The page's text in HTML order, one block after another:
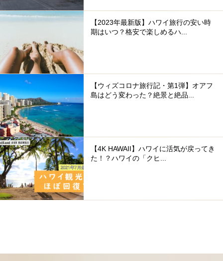
【2023年最新版】ハワイ旅行の安い時
期はいつ？格安で楽しめるハ...
【ウィズコロナ旅行記・第1弾】オアフ
島はどう変わった？絶景と絶品...
【4K HAWAII】ハワイに活気が戻ってき
た！？ハワイの「クヒ...